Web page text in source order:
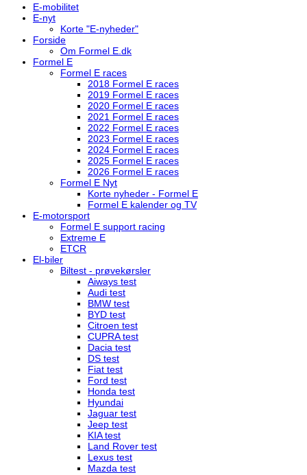
E-mobilitet
E-nyt
Korte "E-nyheder"
Forside
Om Formel E.dk
Formel E
Formel E races
2018 Formel E races
2019 Formel E races
2020 Formel E races
2021 Formel E races
2022 Formel E races
2023 Formel E races
2024 Formel E races
2025 Formel E races
2026 Formel E races
Formel E Nyt
Korte nyheder - Formel E
Formel E kalender og TV
E-motorsport
Formel E support racing
Extreme E
ETCR
El-biler
Biltest - prøvekørsler
Aiways test
Audi test
BMW test
BYD test
Citroen test
CUPRA test
Dacia test
DS test
Fiat test
Ford test
Honda test
Hyundai
Jaguar test
Jeep test
KIA test
Land Rover test
Lexus test
Mazda test